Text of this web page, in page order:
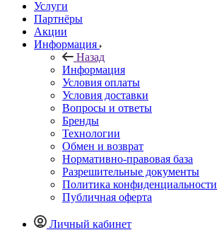
Услуги
Партнёры
Акции
Информация
Назад
Информация
Условия оплаты
Условия доставки
Вопросы и ответы
Бренды
Технологии
Обмен и возврат
Нормативно-правовая база
Разрешительные документы
Политика конфиденциальности
Публичная оферта
Личный кабинет